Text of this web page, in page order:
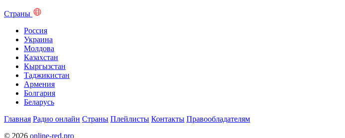
Страны
Россия
Украина
Молдова
Казахстан
Кыргызстан
Таджикистан
Армения
Болгария
Беларусь
Главная Радио онлайн Страны Плейлисты Контакты Правообладателям
© 2026 online-red.pro